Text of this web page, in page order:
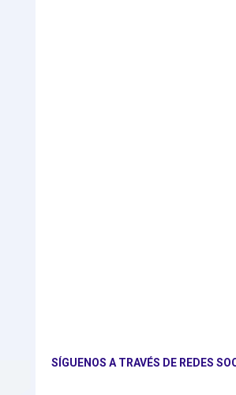
SÍGUENOS A TRAVÉS DE REDES